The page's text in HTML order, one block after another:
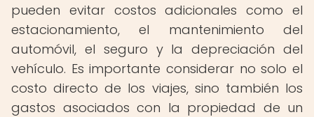
pueden evitar costos adicionales como el
estacionamiento, el mantenimiento del
automóvil, el seguro y la depreciación del
vehículo. Es importante considerar no solo el
costo directo de los viajes, sino también los
gastos asociados con la propiedad de un